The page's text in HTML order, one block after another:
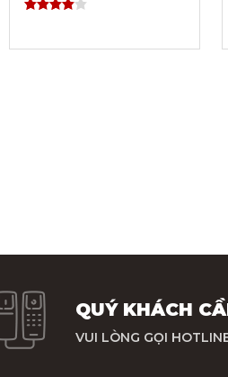
QUÝ KHÁCH
VUI LÒNG GỌI